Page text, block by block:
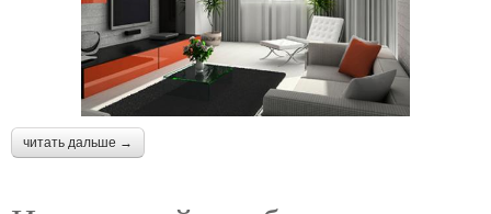
читать дальше →